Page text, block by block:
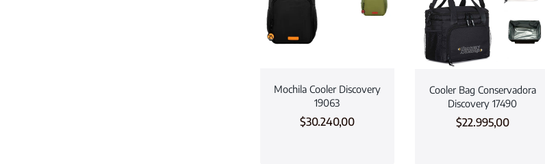
Mochila Cooler Discovery
19063
$30.240,00
Cooler Bag Conservadora
Discovery 17490
$22.995,00